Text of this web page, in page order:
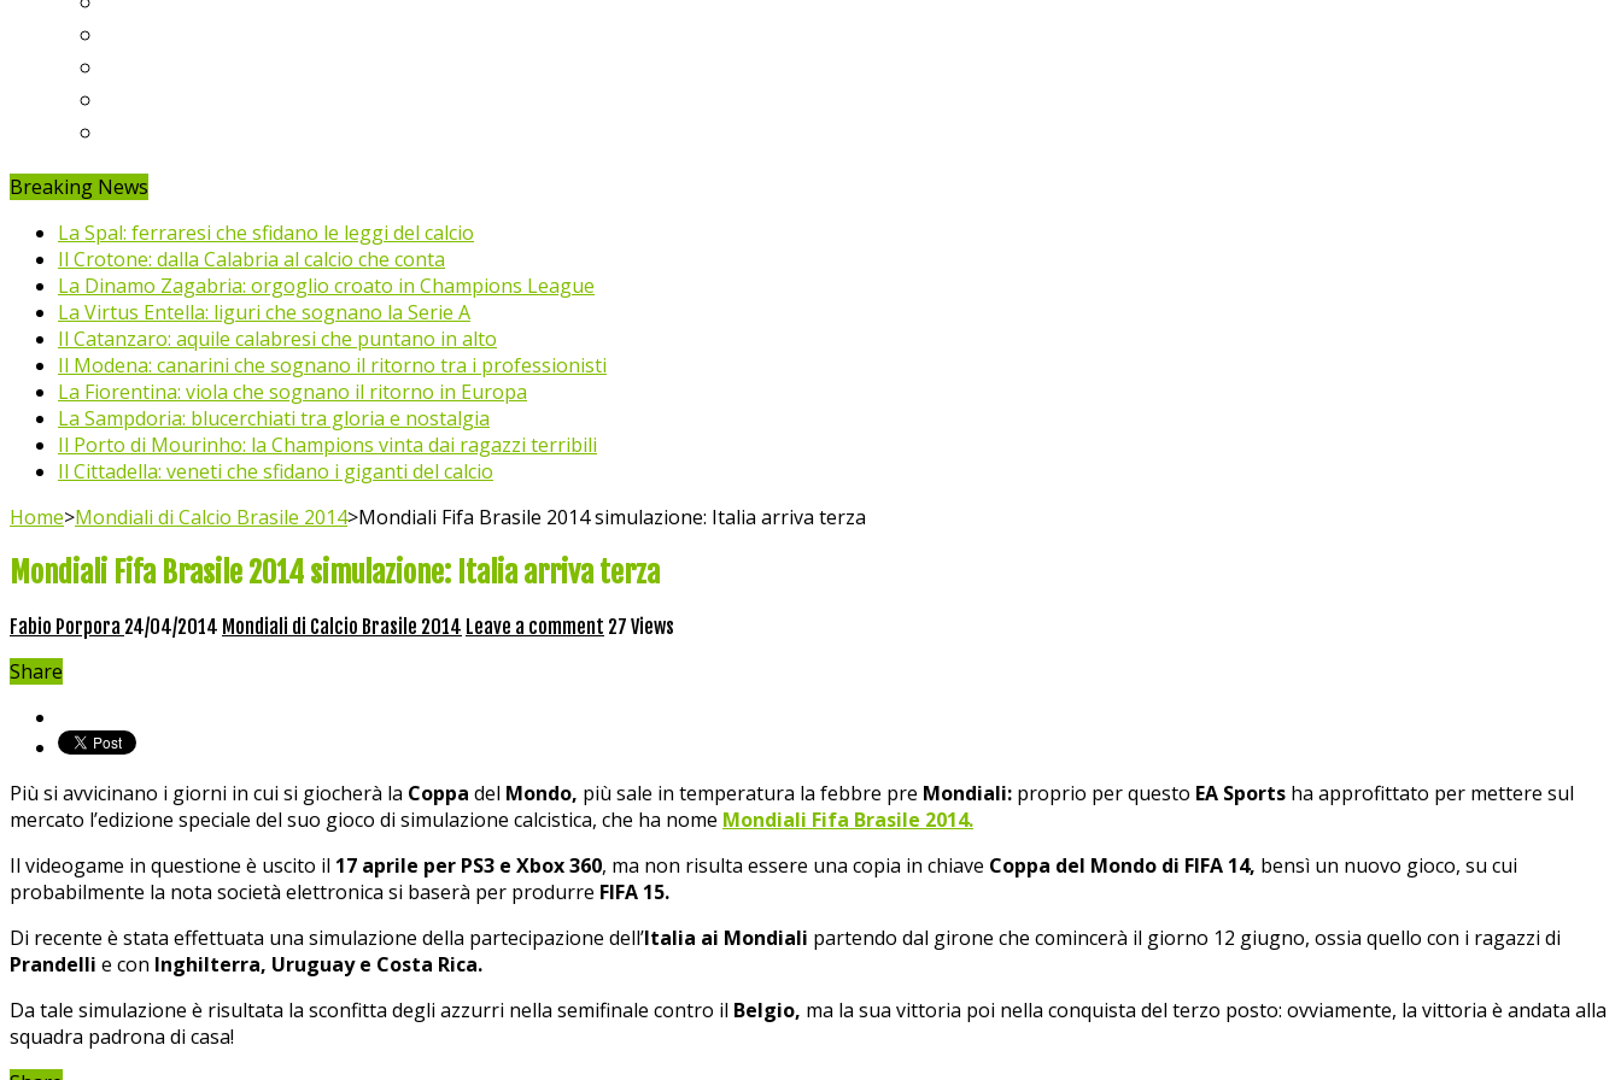
Breaking News
La Spal: ferraresi che sfidano le leggi del calcio
Il Crotone: dalla Calabria al calcio che conta
La Dinamo Zagabria: orgoglio croato in Champions League
La Virtus Entella: liguri che sognano la Serie A
Il Catanzaro: aquile calabresi che puntano in alto
Il Modena: canarini che sognano il ritorno tra i professionisti
La Fiorentina: viola che sognano il ritorno in Europa
La Sampdoria: blucerchiati tra gloria e nostalgia
Il Porto di Mourinho: la Champions vinta dai ragazzi terribili
Il Cittadella: veneti che sfidano i giganti del calcio
Home>Mondiali di Calcio Brasile 2014>Mondiali Fifa Brasile 2014 simulazione: Italia arriva terza
Mondiali Fifa Brasile 2014 simulazione: Italia arriva terza
Fabio Porpora 24/04/2014 Mondiali di Calcio Brasile 2014 Leave a comment 27 Views
Share
Più si avvicinano i giorni in cui si giocherà la Coppa del Mondo, più sale in temperatura la febbre pre Mondiali: proprio per questo EA Sports ha approfittato per mettere sul
mercato l’edizione speciale del suo gioco di simulazione calcistica, che ha nome Mondiali Fifa Brasile 2014.
Il videogame in questione è uscito il 17 aprile per PS3 e Xbox 360, ma non risulta essere una copia in chiave Coppa del Mondo di FIFA 14, bensì un nuovo gioco, su cui
probabilmente la nota società elettronica si baserà per produrre FIFA 15.
Di recente è stata effettuata una simulazione della partecipazione dell’Italia ai Mondiali partendo dal girone che comincerà il giorno 12 giugno, ossia quello con i ragazzi di
Prandelli e con Inghilterra, Uruguay e Costa Rica.
Da tale simulazione è risultata la sconfitta degli azzurri nella semifinale contro il Belgio, ma la sua vittoria poi nella conquista del terzo posto: ovviamente, la vittoria è andata alla
squadra padrona di casa!